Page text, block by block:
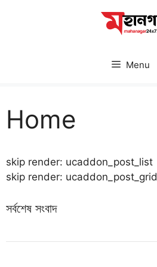
Menu
Home
skip render: ucaddon_post_list
skip render: ucaddon_post_grid
সর্বশেষ সংবাদ